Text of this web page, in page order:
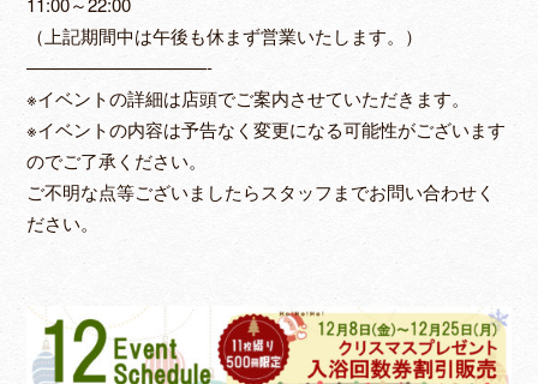
（上記期間中は午後も休まず営業いたします。）
——————————-
※イベントの詳細は店頭でご案内させていただきます。
※イベントの内容は予告なく変更になる可能性がございます
のでご了承ください。
ご不明な点等ございましたらスタッフまでお問い合わせく
ださい。